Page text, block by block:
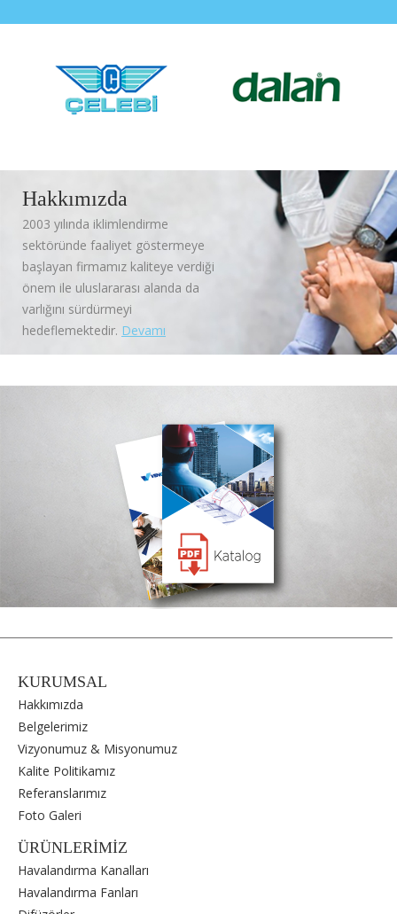
Hakkımızda
2003 yılında iklimlendirme
sektöründe faaliyet göstermeye
başlayan firmamız kaliteye verdiği
önem ile uluslararası alanda da
varlığını sürdürmeyi
hedeflemektedir. Devamı
KURUMSAL
Hakkımızda
Belgelerimiz
Vizyonumuz & Misyonumuz
Kalite Politikamız
Referanslarımız
Foto Galeri
ÜRÜNLERİMİZ
Havalandırma Kanalları
Havalandırma Fanları